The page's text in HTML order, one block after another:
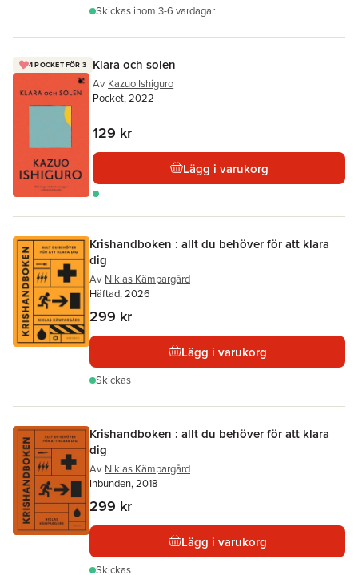
Skickas inom 3-6 vardagar
4 POCKET FÖR 3 Klara och solen
Av Kazuo Ishiguro
Pocket, 2022
129 kr
Lägg i varukorg
Krishandboken : allt du behöver för att klara
dig
Av Niklas Kämpargård
Häftad, 2026
299 kr
Lägg i varukorg
Skickas
Krishandboken : allt du behöver för att klara
dig
Av Niklas Kämpargård
Inbunden, 2018
299 kr
Lägg i varukorg
Skickas